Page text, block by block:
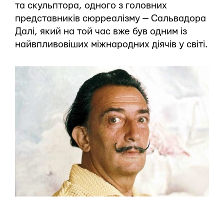
та скульптора, одного з головних
представників сюрреалізму — Сальвадора
Далі, який на той час вже був одним із
найвпливовіших міжнародних діячів у світі.